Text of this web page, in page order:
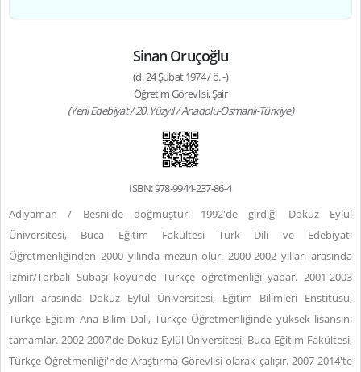
Sinan Oruçoğlu
(d. 24 Şubat 1974 / ö. -)
Öğretim Görevlisi, Şair
(Yeni Edebiyat / 20. Yüzyıl / Anadolu-Osmanlı-Türkiye)
ISBN: 978-9944-237-86-4
Adıyaman / Besni'de doğmuştur. 1992'de girdiği Dokuz Eylül
Üniversitesi, Buca Eğitim Fakültesi Türk Dili ve Edebiyatı
Öğretmenliğinden 2000 yılında mezun olur. 2000-2002 yılları arasında
İzmir/Torbalı Subaşı köyünde Türkçe öğretmenliği yapar. 2001-2003
yılları arasında Dokuz Eylül Üniversitesi, Eğitim Bilimleri Enstitüsü,
Türkçe Eğitim Ana Bilim Dalı, Türkçe Öğretmenliğinde yüksek lisansını
tamamlar. 2002-2007'de Dokuz Eylül Üniversitesi, Buca Eğitim Fakültesi,
Türkçe Öğretmenliği'nde Araştırma Görevlisi olarak çalışır. 2007-2014'te